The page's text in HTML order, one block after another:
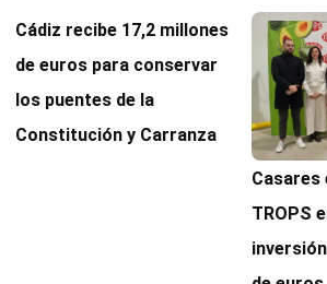
Cádiz recibe 17,2 millones
de euros para conservar
los puentes de la
Constitución y Carranza
TROPS